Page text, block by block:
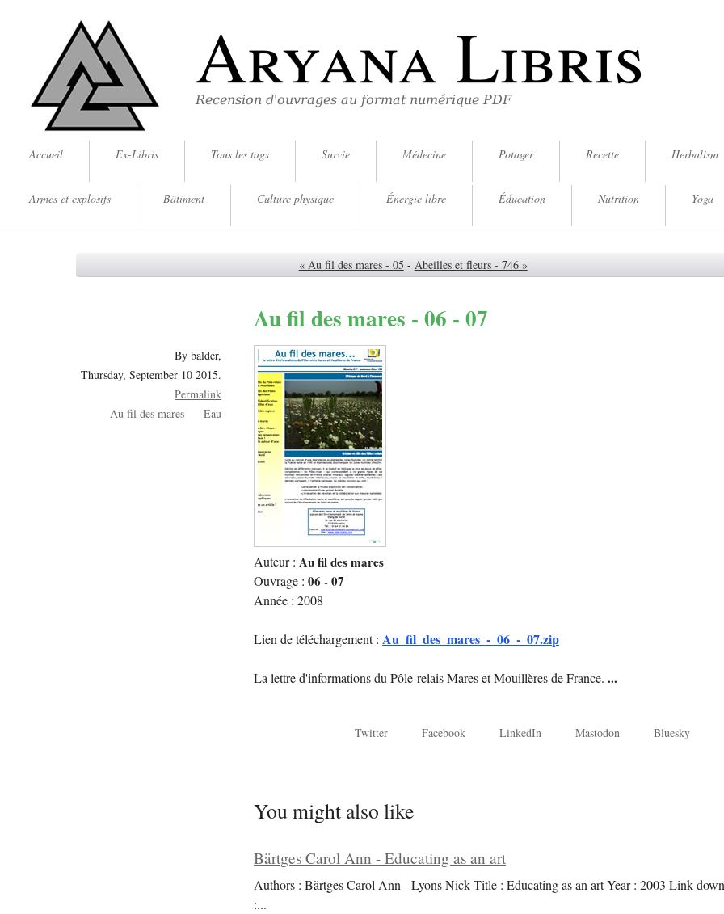
Aryana Libris
Recension d'ouvrages au format numérique PDF
Accueil Ex-Libris Tous les tags Survie Médecine Potager Recette Herbalism
Armes et explosifs Bâtiment Culture physique Énergie libre Éducation Nutrition Yoga
« Au fil des mares - 05 - Abeilles et fleurs - 746 »
Au fil des mares - 06 - 07
By balder,
Thursday, September 10 2015.
Permalink
Au fil des mares
Eau
Auteur :Au fil des mares
Ouvrage :06 - 07
Année : 2008
Lien de téléchargement :Au_fil_des_mares_-_06_-_07.zip
La lettre d'informations du Pôle-relais Mares et Mouillères de France....
Twitter Facebook LinkedIn Mastodon Bluesky
You might also like
Bärtges Carol Ann - Educating as an art
Authors : Bärtges Carol Ann - Lyons Nick Title : Educating as an art Year : 2003 Link
:...